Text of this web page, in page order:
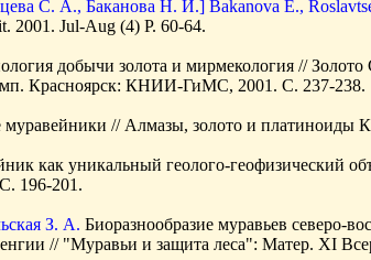
С. А., Баканова Н. И.] Bakanova E.,
2001. Jul-Aug (4) P. 60-64.
добычи золота и мирмекология //
Красноярск: КНИИ-ГиМС, 2001. С. 237-238.
муравейники // Алмазы, золото и платиноиды
как уникальный геолого-геофизический
196-201.
З. А. Биоразнообразие муравьев северо-
// "Муравьи и защита леса": Матер. XI